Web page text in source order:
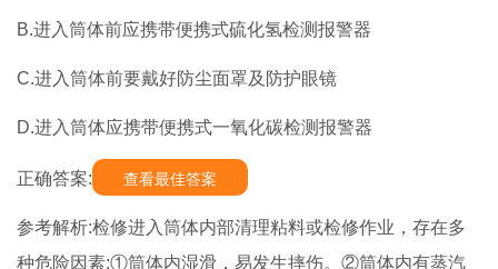
B.进入筒体前应携带便携式硫化氢检测报警器
C.进入筒体前要戴好防尘面罩及防护眼镜
D.进入筒体应携带便携式一氧化碳检测报警器
正确答案: 查看最佳答案
参考解析:检修进入筒体内部清理粘料或检修作业，存在多
种危险因素:①筒体内湿滑，易发生摔伤。②筒体内有蒸汽